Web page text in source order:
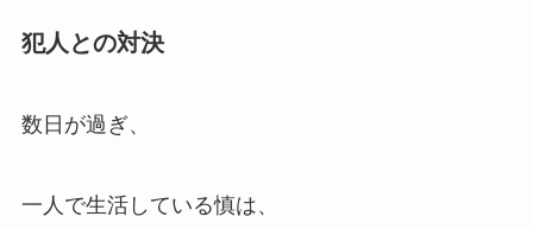
犯人との対決
数日が過ぎ、
一人で生活している慎は、